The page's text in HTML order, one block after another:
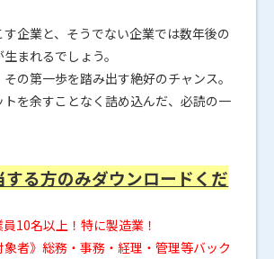
企業と、そうでない企業では数年後の
まれるでしょう。
の第一歩を踏み出す絶好のチャンス。
を余すことなく詰め込んだ、必読の一
する方のみダウンロードくだ
10名以上！特に製造業！
象者》総務・事務・経理・管理等バック